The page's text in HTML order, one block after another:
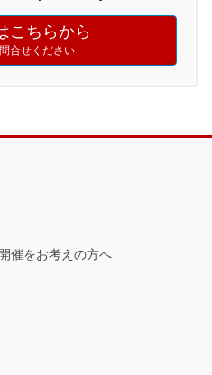
こちらから
合せください
催をお考えの方へ